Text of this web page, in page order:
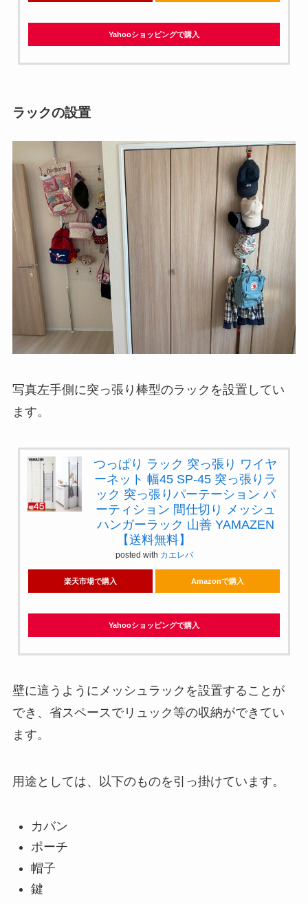
Yahooショッピングで購入
ラックの設置
写真左手側に突っ張り棒型のラックを設置してい
ます。
つっぱり ラック 突っ張り ワイヤ
ーネット 幅45 SP-45 突っ張りラ
ック 突っ張りパーテーション パ
ーティション 間仕切り メッシュ
ハンガーラック 山善 YAMAZEN
【送料無料】
posted with カエレバ
楽天市場で購入 Amazonで購入
Yahooショッピングで購入
壁に這うようにメッシュラックを設置することが
でき、省スペースでリュック等の収納ができてい
ます。
用途としては、以下のものを引っ掛けています。
カバン
ポーチ
帽子
鍵